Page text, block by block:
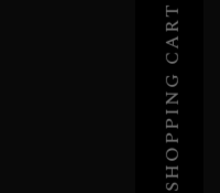
SHOPPING CART